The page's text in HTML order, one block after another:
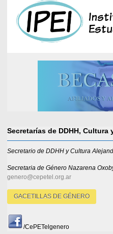
Secretarías de DDHH, Cultura
Secretario de DDHH y Cultura
Secretaria de Género Nazarena
genero@cepetel.org.ar
GACETILLAS DE GÉNERO
/CePETelgenero